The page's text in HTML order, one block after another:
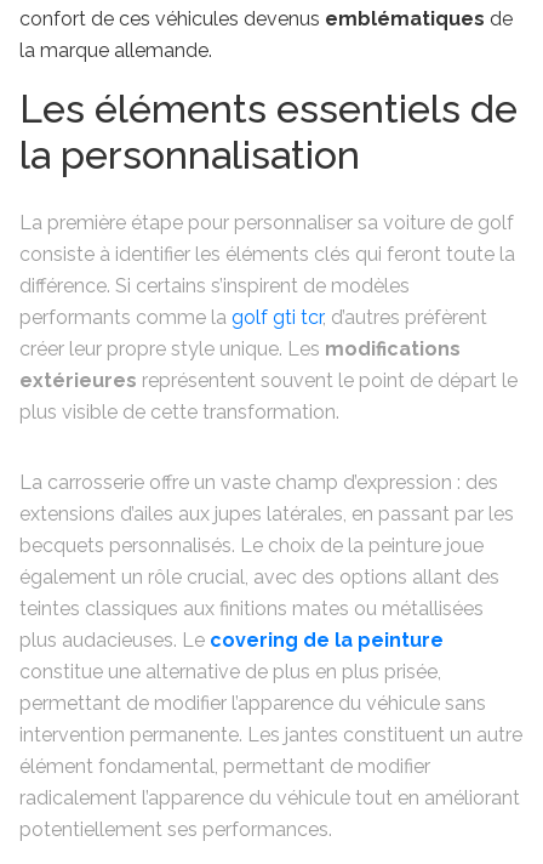
confort de ces véhicules devenus emblématiques de
la marque allemande.
Les éléments essentiels de
la personnalisation
La première étape pour personnaliser sa voiture de golf
consiste à identifier les éléments clés qui feront toute la
différence. Si certains s’inspirent de modèles
performants comme la golf gti tcr, d’autres préfèrent
créer leur propre style unique. Les modifications
extérieures représentent souvent le point de départ le
plus visible de cette transformation.
La carrosserie offre un vaste champ d’expression : des
extensions d’ailes aux jupes latérales, en passant par les
becquets personnalisés. Le choix de la peinture joue
également un rôle crucial, avec des options allant des
teintes classiques aux finitions mates ou métallisées
plus audacieuses. Le covering de la peinture
constitue une alternative de plus en plus prisée,
permettant de modifier l’apparence du véhicule sans
intervention permanente. Les jantes constituent un autre
élément fondamental, permettant de modifier
radicalement l’apparence du véhicule tout en améliorant
potentiellement ses performances.